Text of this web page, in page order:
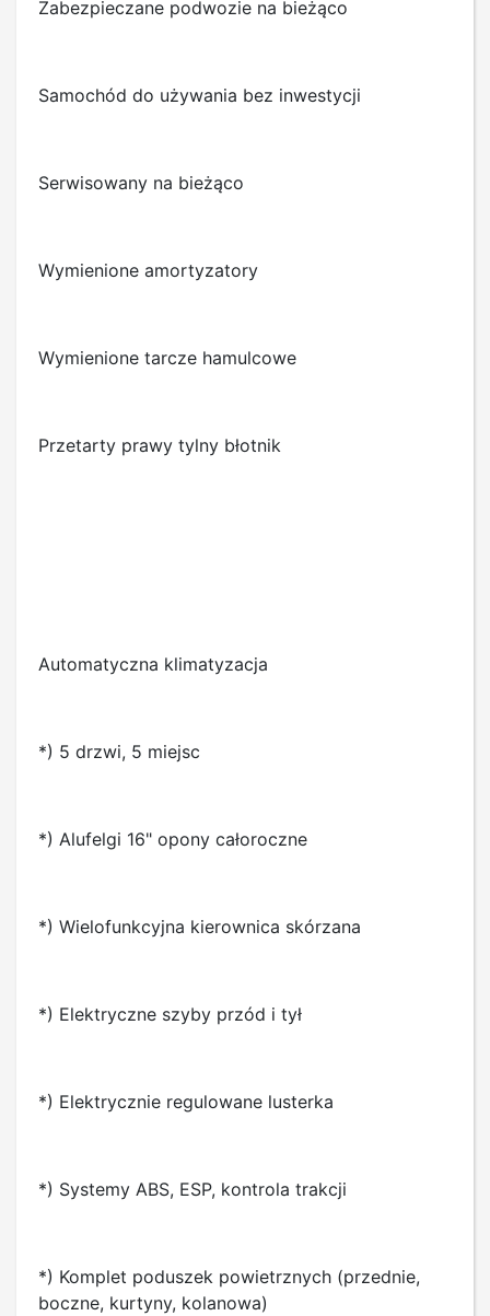
Zabezpieczane podwozie na bieżąco
Samochód do używania bez inwestycji
Serwisowany na bieżąco
Wymienione amortyzatory
Wymienione tarcze hamulcowe
Przetarty prawy tylny błotnik
Automatyczna klimatyzacja
*) 5 drzwi, 5 miejsc
*) Alufelgi 16" opony całoroczne
*) Wielofunkcyjna kierownica skórzana
*) Elektryczne szyby przód i tył
*) Elektrycznie regulowane lusterka
*) Systemy ABS, ESP, kontrola trakcji
*) Komplet poduszek powietrznych (przednie,
boczne, kurtyny, kolanowa)